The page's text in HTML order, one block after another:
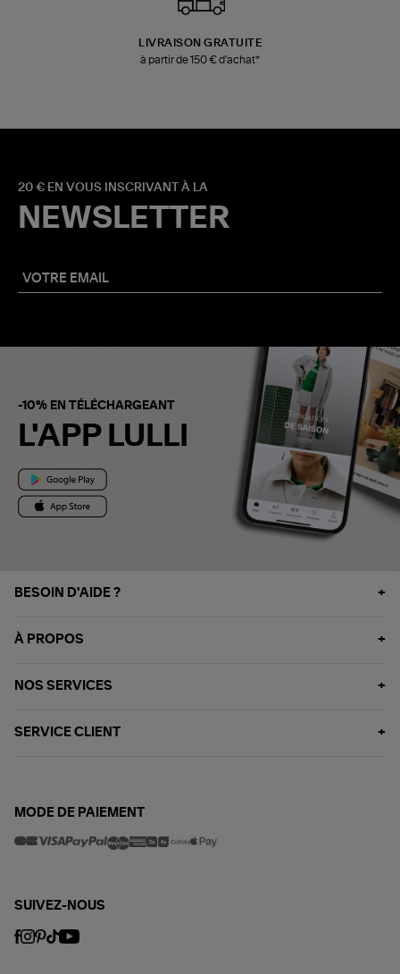
LIVRAISON GRATUITE
à partir de 150 € d'achat*
20 € EN VOUS INSCRIVANT À LA
NEWSLETTER
-10% EN TÉLÉCHARGEANT
L'APP LULLI
BESOIN D'AIDE ?
À PROPOS
NOS SERVICES
SERVICE CLIENT
MODE DE PAIEMENT
SUIVEZ-NOUS